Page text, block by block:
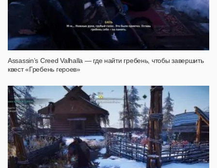
Assassin’s Creed Valhalla — где найти гребень, чтобы завершить
квест «Гребень героев»